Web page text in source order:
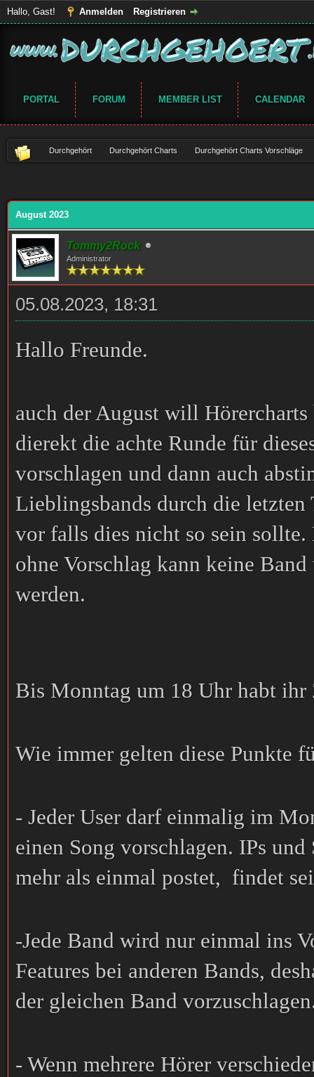
Hallo, Gast! Anmelden Registrieren
PORTAL FORUM MEMBER LIST CALENDAR
Durchgehört Durchgehört Charts Durchgehört Charts Vorschläge
August 2023
Tommy2Rock
Administrator
05.08.2023, 18:31
Hallo Freunde.
auch der August will
dierekt die achte Runde für
vorschlagen und dann auch
Lieblingsbands durch die
vor falls dies nicht so sein
ohne Vorschlag kann keine
werden.
Bis Monntag um 18 Uhr habt
Wie immer gelten diese Punkte
- Jeder User darf einmalig im
einen Song vorschlagen. IPs
mehr als einmal postet, findet
-Jede Band wird nur einmal ins
Features bei anderen Bands,
der gleichen Band
- Wenn mehrere Hörer